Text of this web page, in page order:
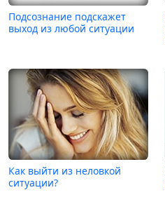
Подсознание подскажет
выход из любой ситуации
Как выйти из неловкой
ситуации?